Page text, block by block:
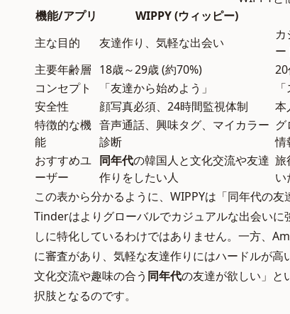
機能/アプリ
WIPPY (ウィッピー)
主な目的
友達作り、気軽な出会い
ー
主要年齢層 18歳～29歳 (約70%)
コンセプト
「友達から始めよう」
安全性
顔写真必須、24時間監視体制 本
特徴的な機
能
音声通話、興味タグ、マイカラー
診断
グ
情
おすすめユ
ーザー
同年代の韓国人と文化交流や友達
作りをしたい人
旅
い
この表から分かるように、WIPPYは「同年代の
Tinderはよりグローバルでカジュアルな出会い
しに特化しているわけではありません。一方、
に審査があり、気軽な友達作りにはハードルが
文化交流や趣味の合う 同年代の友達が欲しい」と
択肢となるのです。